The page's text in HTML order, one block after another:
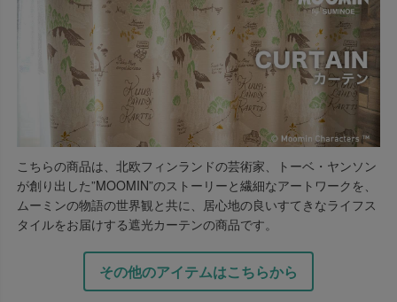
こちらの商品は、北欧フィンランドの芸術家、トーベ・ヤンソン
が創り出した”MOOMIN”のストーリーと繊細なアートワークを、
ムーミンの物語の世界観と共に、居心地の良いすてきなライフス
タイルをお届けする遮光カーテンの商品です。
その他のアイテムはこちらから